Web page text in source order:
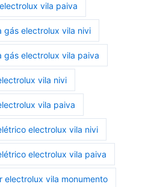
vila paiva
gás electrolux vila nivi
gás electrolux vila paiva
vila nivi
vila paiva
electrolux vila nivi
electrolux vila paiva
electrolux vila monumento